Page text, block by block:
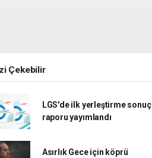
Çekebilir
LGS'de ilk yerleştirme sonuç
raporu yayımlandı
Asırlık Gece için köprü